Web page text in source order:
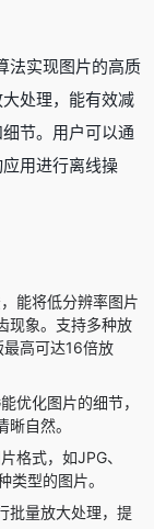
法实现图片的高质
处理，能有效减
节。用户可以通
用进行离线操
能将低分辨率图片
现象。支持多种放
高可达16倍放
优化图片的细节，
自然。
格式，如JPG、
类型的图片。
批量放大处理，提